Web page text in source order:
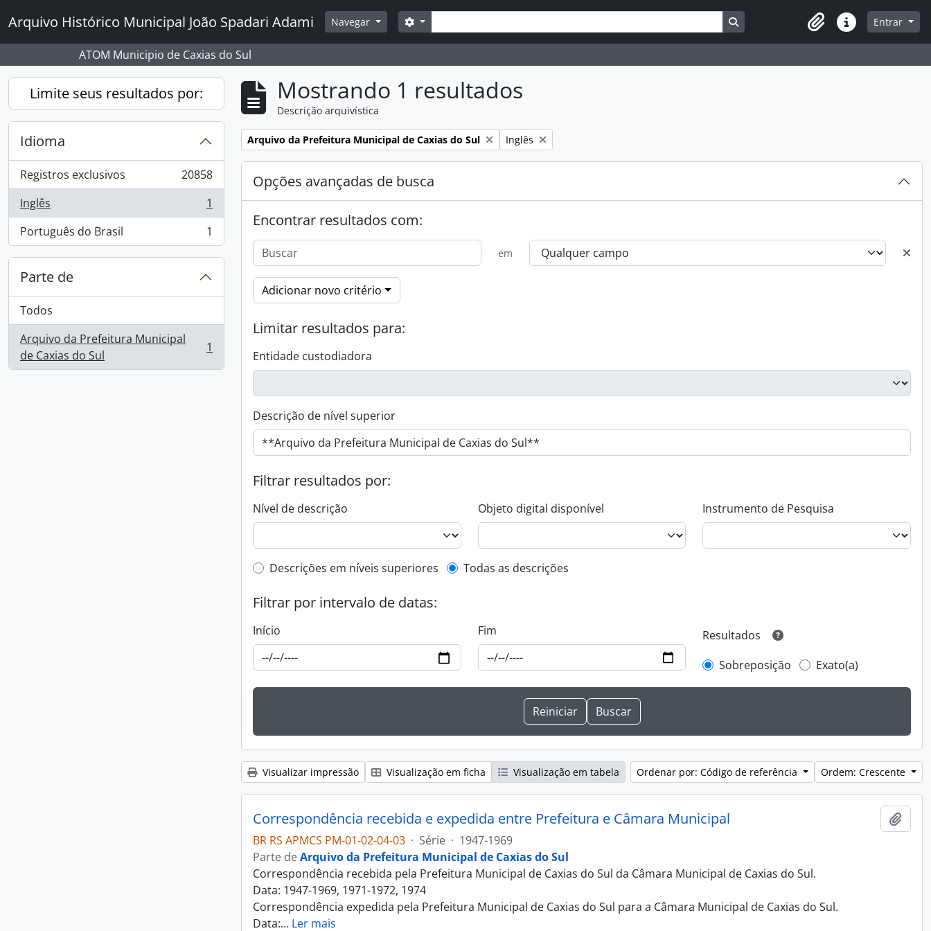
Arquivo Histórico Municipal João Spadari Adami Navegar Buscar
Opções de busca Busque na página de navegação
Atalhos Entrar
ATOM Municipio de Caxias do Sul
Limite seus resultados por:
Idioma
Registros exclusivos
, 20858 resultados
20858
Inglês
, 1 resultados
1
Português do Brasil
, 1 resultados 1
Parte de
Todos
Arquivo da Prefeitura Municipal
de Caxias do Sul
, 1 resultados 1
Mostrando 1 resultados
Descrição arquivística
Remover filtro:
Arquivo da Prefeitura Municipal de Caxias do Sul Remover filtro:
Inglês
Opções avançadas de busca
Encontrar resultados com:
em
Adicionar novo critério
Limitar resultados para:
Entidade custodiadora
Descrição de nível superior
Filtrar resultados por:
Nível de descrição Objeto digital disponível Instrumento de Pesquisa
Filtro de descrição de nível superior
Descrições em níveis superiores Todas as descrições
Filtrar por intervalo de datas:
Início Fim
Resultados
Sobreposição
Exato(a)
Visualizar impressão Visualização em ficha Visualização em tabela Ordenar por: Código de referência Ordem: Crescente
Correspondência recebida e expedida entre Prefeitura e Câmara Municipal
BR RS APMCS PM-01-02-04-03 · Série · 1947-1969
Parte deArquivo da Prefeitura Municipal de Caxias do Sul
Correspondência recebida pela Prefeitura Municipal de Caxias do Sul da Câmara Municipal de Caxias do Sul.
Data: 1947-1969, 1971-1972, 1974
Correspondência expedida pela Prefeitura Municipal de Caxias do Sul para a Câmara Municipal de Caxias do Sul.
Data:… Ler mais